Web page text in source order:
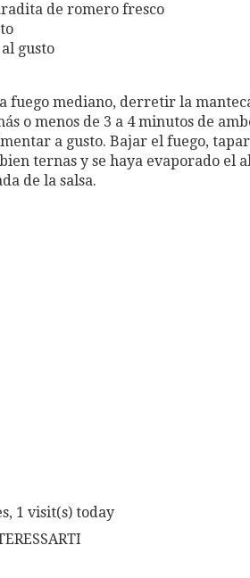
de romero fresco
gusto
fuego mediano, derretir la
o menos de 3 a 4 minutos de
a gusto. Bajar el fuego,
ternas y se haya evaporado el
de la salsa.
1 visit(s) today